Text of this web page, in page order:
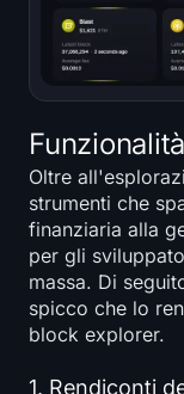
Oltre
strumenti che
finanziaria alla
per gli
massa. Di
spicco che lo
block explorer.
1. Rendiconti